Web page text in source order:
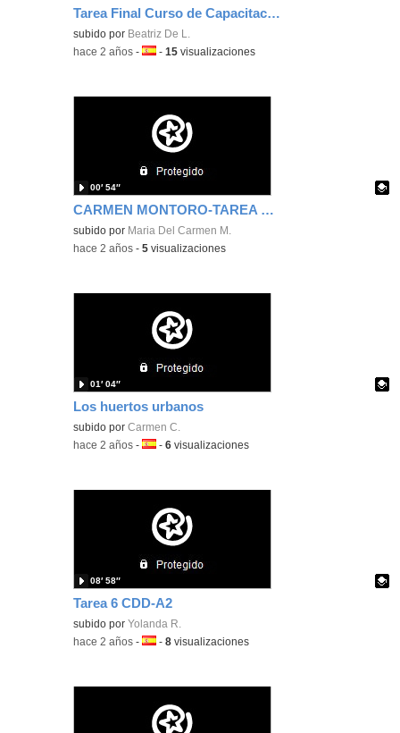
Tarea Final Curso de Capacitación Beatriz de Lara
Contenido educativo.
subido por Beatriz De L.
-hace 2 años -Idioma:
-15 visualizaciones
CARMEN MONTORO-TAREA FINAL
Contenido educativo.
subido por Maria Del Carmen M.
00′ 54″
-hace 2 años -5 visualizaciones
Los huertos urbanos
Contenido educativo.
subido porCarmen C.
01′ 04″
-hace 2 años -Idioma:
-6 visualizaciones
Tarea 6 CDD-A2
Contenido educativo.
subido por Yolanda R.
08′ 58″
-hace 2 años -Idioma:
-8 visualizaciones